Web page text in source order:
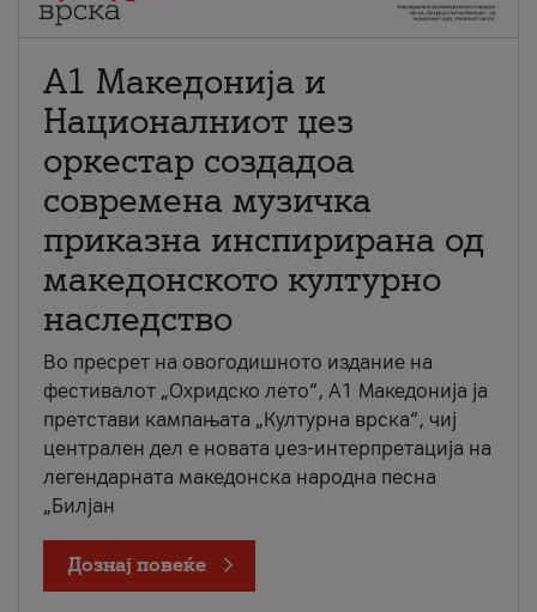
А1 Македонија и
Националниот џез
оркестар создадоа
современа музичка
приказна инспирирана од
македонското културно
наследство
Во пресрет на овогодишното издание на
фестивалот „Охридско лето“, А1 Македонија ја
претстави кампањата „Културна врска“, чиј
централен дел е новата џез-интерпретација на
легендарната македонска народна песна
„Билјан
Дознај повеќе